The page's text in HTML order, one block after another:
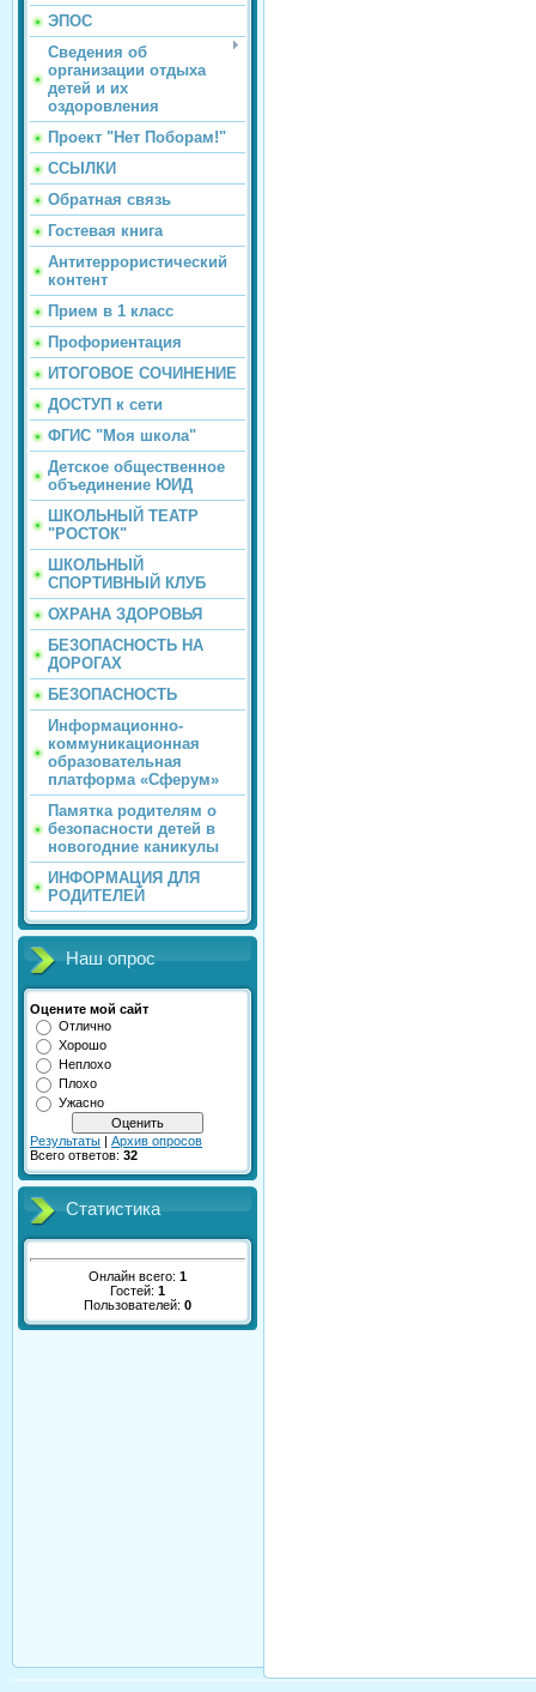
ЭПОС
Сведения об
организации отдыха
детей и их
оздоровления
Проект "Нет Поборам!"
ССЫЛКИ
Обратная связь
Гостевая книга
Антитеррористический
контент
Прием в 1 класс
Профориентация
ИТОГОВОЕ СОЧИНЕНИЕ
ДОСТУП к сети
ФГИС "Моя школа"
Детское общественное
объединение ЮИД
ШКОЛЬНЫЙ ТЕАТР
"РОСТОК"
ШКОЛЬНЫЙ
СПОРТИВНЫЙ КЛУБ
ОХРАНА ЗДОРОВЬЯ
БЕЗОПАСНОСТЬ НА
ДОРОГАХ
БЕЗОПАСНОСТЬ
Информационно-
коммуникационная
образовательная
платформа «Сферум»
Памятка родителям о
безопасности детей в
новогодние каникулы
ИНФОРМАЦИЯ ДЛЯ
РОДИТЕЛЕЙ
Наш опрос
Оцените мой сайт
Отлично
Хорошо
Неплохо
Плохо
Ужасно
Результаты | Архив опросов
Всего ответов: 32
Статистика
Онлайн всего: 1
Гостей: 1
Пользователей: 0